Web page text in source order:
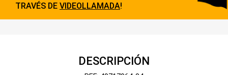
TRAVÉS DE VIDEOLLAMADA!
DESCRIPCIÓN